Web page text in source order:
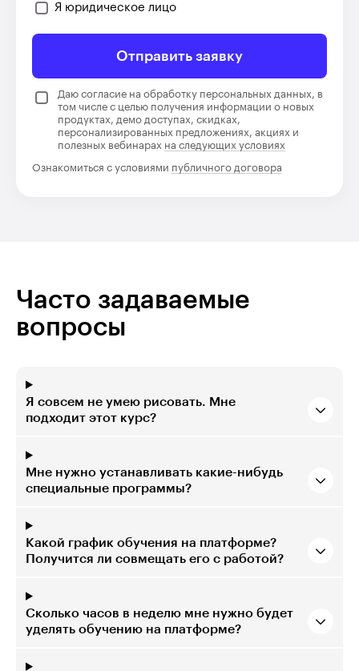
Я юридическое лицо
Отправить заявку
Даю согласие на обработку персональных данных, в
том числе с целью получения информации о новых
продуктах, демо доступах, скидках,
персонализированных предложениях, акциях и
полезных вебинарах на следующих условиях
Ознакомиться с условиями публичного договора
Часто задаваемые
вопросы
Я совсем не умею рисовать. Мне
подходит этот курс?
Мне нужно устанавливать какие-нибудь
специальные программы?
Какой график обучения на платформе?
Получится ли совмещать его с работой?
Сколько часов в неделю мне нужно будет
уделять обучению на платформе?